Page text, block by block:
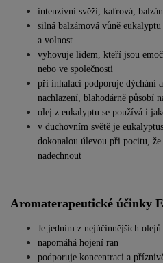
intenzivní svěží, kafrová,
silná balzámová vůně
a volnost
vyhovuje lidem, kteří jsou
nebo ve společnosti
při inhalaci podporuje dýchání
nachlazení, blahodárně působí
olej z eukalyptu se používá i
v duchovním světě je
dokonalou úlevou při pocitu, že
nadechnout
Aromaterapeutické účinky
Je jedním z nejúčinnějších
napomáhá hojení ran
podporuje koncentraci a